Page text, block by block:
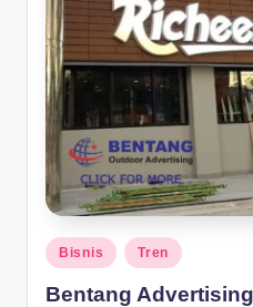
Posted
in
Bisnis Tren
Bentang